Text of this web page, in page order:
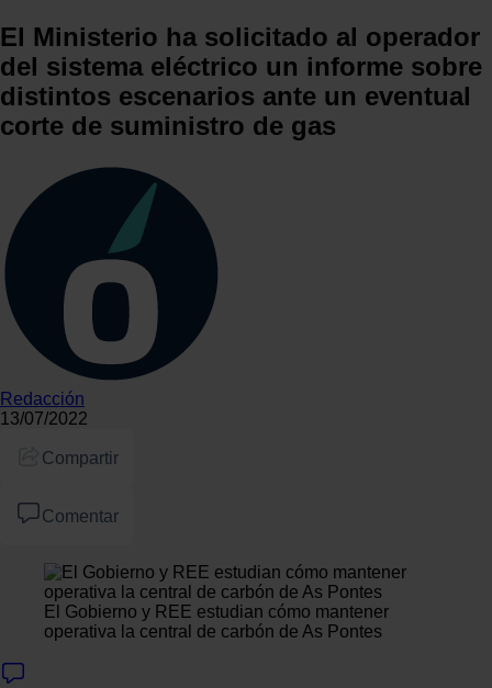
El Ministerio ha solicitado al operador
del sistema eléctrico un informe sobre
distintos escenarios ante un eventual
corte de suministro de gas
Redacción
13/07/2022
Compartir
Comentar
El Gobierno y REE estudian cómo mantener
operativa la central de carbón de As Pontes